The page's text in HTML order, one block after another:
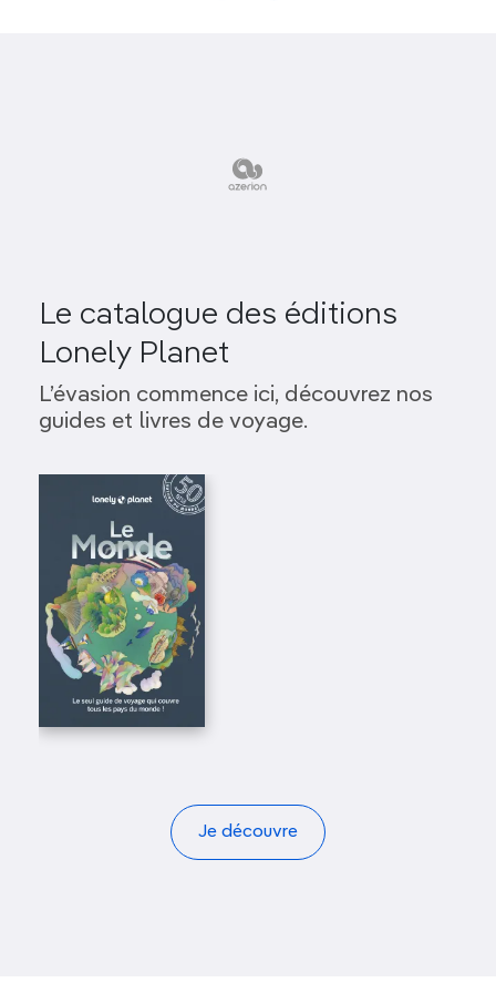
Le catalogue des éditions
Lonely Planet
L’évasion commence ici, découvrez nos
guides et livres de voyage.
Je découvre